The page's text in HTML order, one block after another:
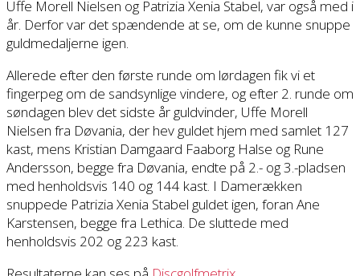
Uffe Morell Nielsen og Patrizia Xenia Stabel, var også med i
år. Derfor var det spændende at se, om de kunne snuppe
guldmedaljerne igen.
Allerede efter den første runde om lørdagen fik vi et
fingerpeg om de sandsynlige vindere, og efter 2. runde om
søndagen blev det sidste år guldvinder, Uffe Morell
Nielsen fra Døvania, der hev guldet hjem med samlet 127
kast, mens Kristian Damgaard Faaborg Halse og Rune
Andersson, begge fra Døvania, endte på 2.- og 3.-pladsen
med henholdsvis 140 og 144 kast. I Damerækken
snuppede Patrizia Xenia Stabel guldet igen, foran Ane
Karstensen, begge fra Lethica. De sluttede med
henholdsvis 202 og 223 kast.